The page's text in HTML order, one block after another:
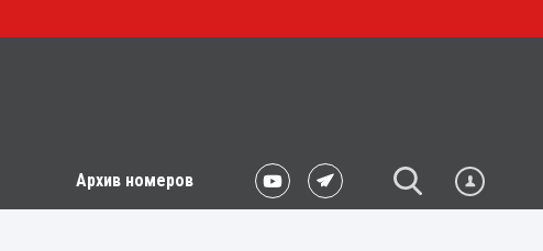
Архив номеров